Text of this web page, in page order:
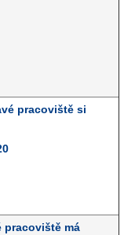
pracoviště si
pracoviště má